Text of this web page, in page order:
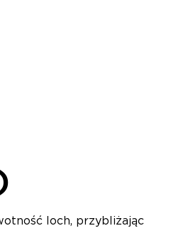
loch, przybliżając